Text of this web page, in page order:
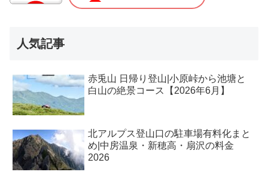
人気記事
赤兎山 日帰り登山|小原峠から池塘と
白山の絶景コース【2026年6月】
北アルプス登山口の駐車場有料化まと
め|中房温泉・新穂高・扇沢の料金
2026